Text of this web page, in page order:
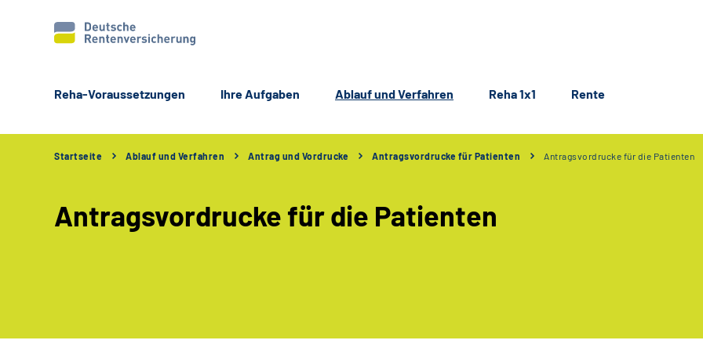
Reha-Voraussetzungen Ihre Aufgaben Ablauf und Verfahren Reha 1x1 Rente
Startseite Ablauf und Verfahren Antrag und Vordrucke Antragsvordrucke für Patienten Antragsvordrucke für die Patienten
Antragsvordrucke für die Patienten